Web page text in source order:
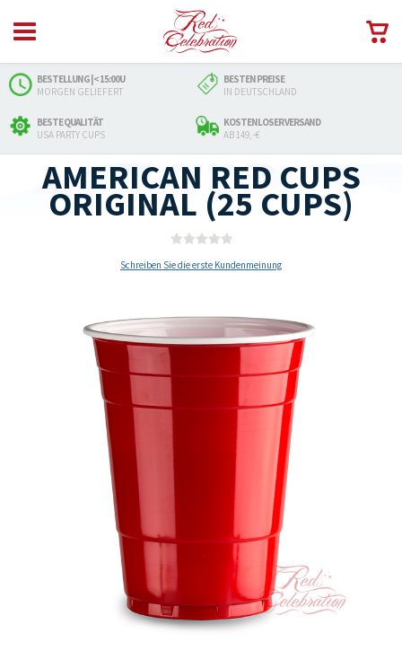
BESTELLUNG |< 15:00U
MORGEN GELIEFERT
BESTEN PREISE
IN DEUTSCHLAND
BESTE QUALITÄT
USA PARTY CUPS
KOSTENLOSER VERSAND
AB 149,-€
AMERICAN RED CUPS
ORIGINAL (25 CUPS)
Schreiben Sie die erste Kundenmeinung